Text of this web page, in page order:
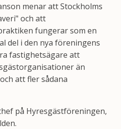
menar att Stockholms
och att
fungerar som en
del i den nya föreningens
fastighetsägare att
än
att fler sådana
på Hyresgästföreningen,